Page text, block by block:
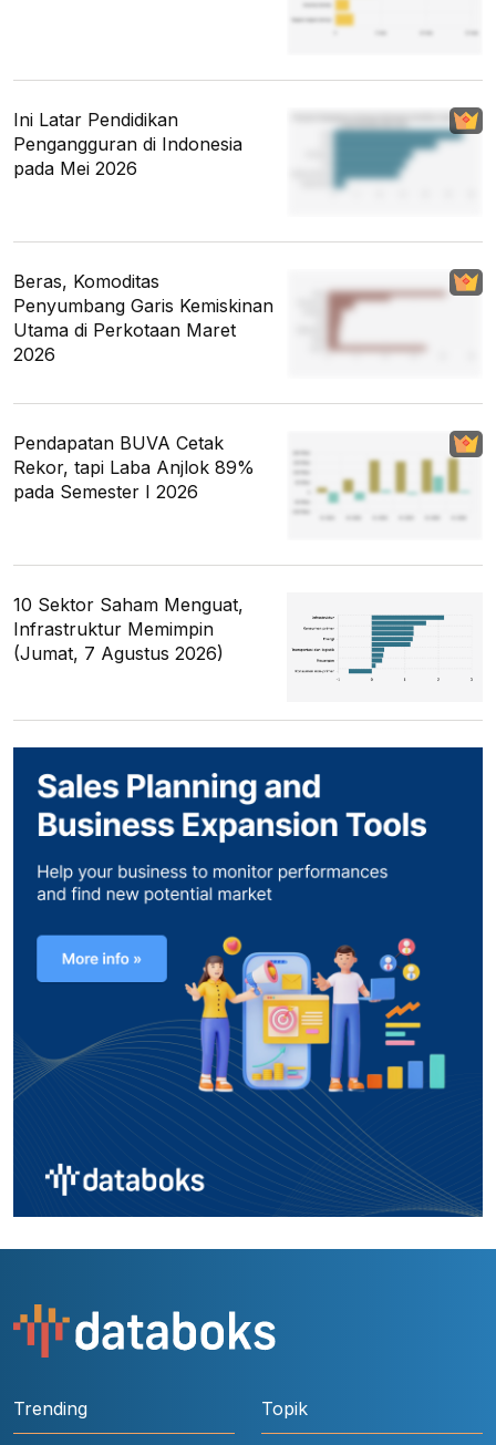
Ini Latar Pendidikan
Pengangguran di Indonesia
pada Mei 2026
Beras, Komoditas
Penyumbang Garis Kemiskinan
Utama di Perkotaan Maret
2026
Pendapatan BUVA Cetak
Rekor, tapi Laba Anjlok 89%
pada Semester I 2026
10 Sektor Saham Menguat,
Infrastruktur Memimpin
(Jumat, 7 Agustus 2026)
Trending Topik